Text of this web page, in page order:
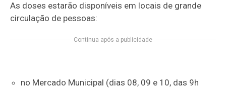
As doses estarão disponíveis em locais de grande
circulação de pessoas:
Continua após a publicidade
no Mercado Municipal (dias 08, 09 e 10, das 9h